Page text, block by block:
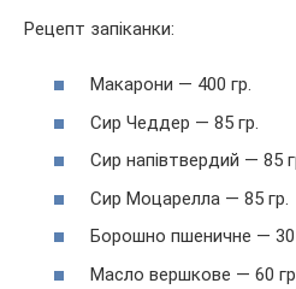
Рецепт запіканки:
Макарони — 400 гр.
Сир Чеддер — 85 гр.
Сир напівтвердий — 85
Сир Моцарелла — 85 гр.
Борошно пшеничне — 30
Масло вершкове — 60